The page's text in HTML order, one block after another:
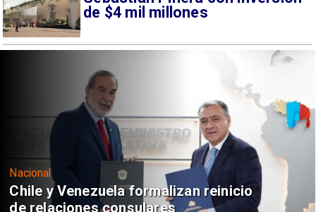
de $4 mil millones
Nacional
Chile y Venezuela formalizan reinicio
de relaciones consulares